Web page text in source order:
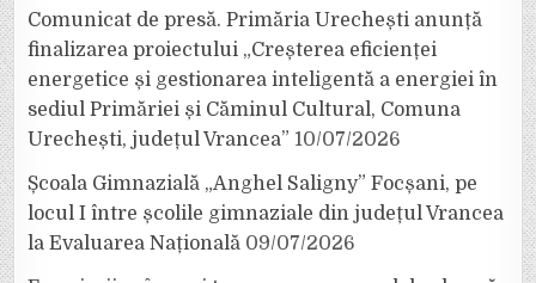
Comunicat de presă. Primăria Urechești anunță
finalizarea proiectului „Creșterea eficienței
energetice și gestionarea inteligentă a energiei în
sediul Primăriei și Căminul Cultural, Comuna
Urechești, județul Vrancea” 10/07/2026
Școala Gimnazială „Anghel Saligny” Focșani, pe
locul I între școlile gimnaziale din județul Vrancea
la Evaluarea Națională 09/07/2026